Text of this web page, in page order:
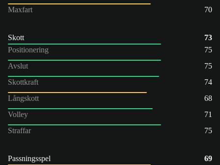
Maxfart
70
Skott
73
Positionering
75
Avslut
75
Skottkraft
74
Långskott
68
Volley
71
Straffar
75
Passningsspel
69